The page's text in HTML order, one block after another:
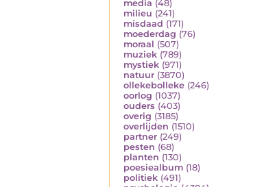
media (48)
milieu (241)
misdaad (171)
moederdag (76)
moraal (507)
muziek (789)
mystiek (971)
natuur (3870)
ollekebolleke (246)
oorlog (1037)
ouders (403)
overig (3185)
overlijden (1510)
partner (249)
pesten (68)
planten (130)
poesiealbum (18)
politiek (491)